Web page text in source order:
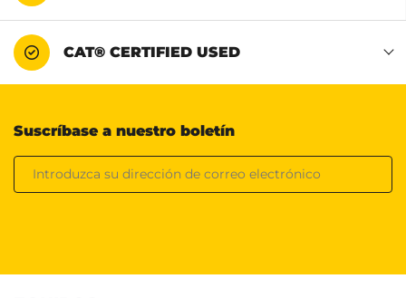
CAT® CERTIFIED USED
Suscríbase a nuestro boletín